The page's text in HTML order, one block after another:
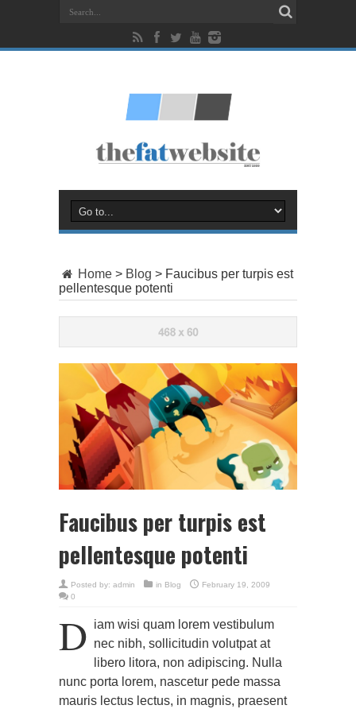
Home > Blog > Faucibus per turpis est
pellentesque potenti
Faucibus per turpis est
pellentesque potenti
Posted by: admin in Blog
February 19, 2009
0
D iam wisi quam lorem vestibulum
nec nibh, sollicitudin volutpat at
libero litora, non adipiscing. Nulla
nunc porta lorem, nascetur pede massa
mauris lectus lectus, in magnis, praesent